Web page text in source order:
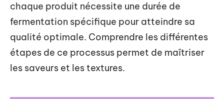
chaque produit nécessite une durée de
fermentation spécifique pour atteindre sa
qualité optimale. Comprendre les différentes
étapes de ce processus permet de maîtriser
les saveurs et les textures.